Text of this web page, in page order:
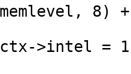
8)
+
>intel =